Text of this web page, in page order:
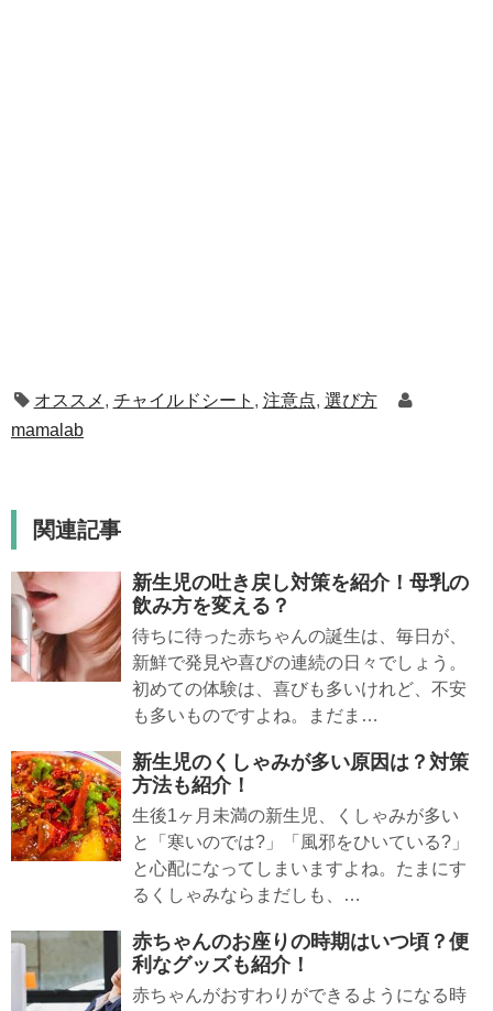
オススメ , チャイルドシート , 注意点, 選び方
mamalab
関連記事
新生児の吐き戻し対策を紹介！母乳の
飲み方を変える？
待ちに待った赤ちゃんの誕生は、毎日が、
新鮮で発見や喜びの連続の日々でしょう。
初めての体験は、喜びも多いけれど、不安
も多いものですよね。まだま…
新生児のくしゃみが多い原因は？対策
方法も紹介！
生後1ヶ月未満の新生児、くしゃみが多い
と「寒いのでは?」「風邪をひいている?」
と心配になってしまいますよね。たまにす
るくしゃみならまだしも、…
赤ちゃんのお座りの時期はいつ頃？便
利なグッズも紹介！
赤ちゃんがおすわりができるようになる時